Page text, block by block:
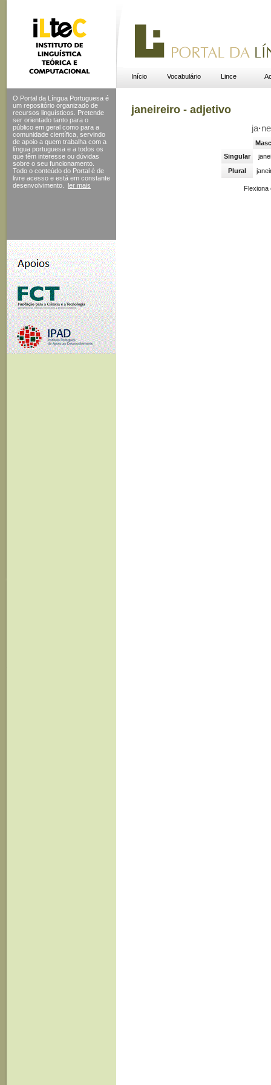
Início Vocabulário Lince
O Portal da Língua Portuguesa é
um repositório organizado de
recursos linguísticos. Pretende
ser orientado tanto para o
público em geral como para a
comunidade científica, servindo
de apoio a quem trabalha com a
língua portuguesa e a todos os
que têm interesse ou dúvidas
sobre o seu funcionamento.
Todo o conteúdo do Portal é de
livre acesso e está em constante
desenvolvimento.
ler mais
janeireiro - adjetivo
ja·
Singular
Plural